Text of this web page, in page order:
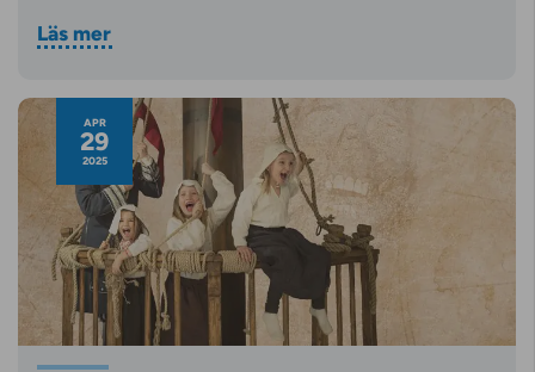
Läs mer
APR
29
2025